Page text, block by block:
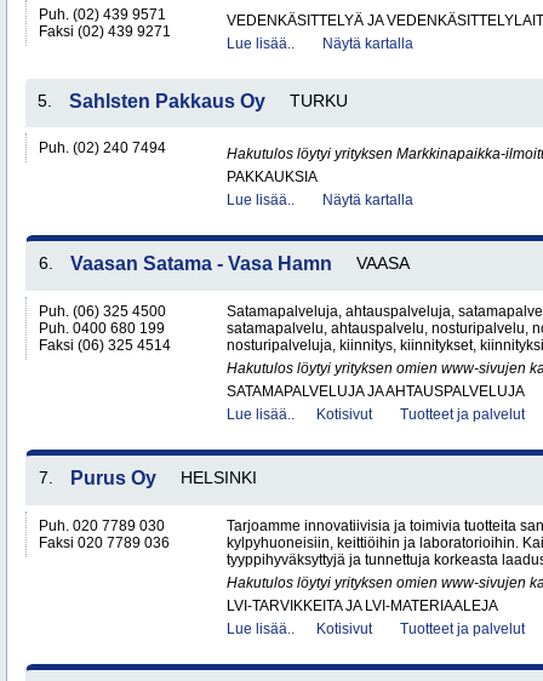
Puh. (02) 439 9571
Faksi (02) 439 9271
VEDENKÄSITTELYÄ JA
Lue lisää..
Näytä kartalla
5. Sahlsten Pakkaus Oy TURKU
Puh. (02) 240 7494
Hakutulos löytyi yrityksen Markkinapaikka-
PAKKAUKSIA
Lue lisää..
Näytä kartalla
6. Vaasan Satama - Vasa Hamn VAASA
Puh. (06) 325 4500
Puh. 0400 680 199
Faksi (06) 325 4514
Satamapalveluja, ahtauspalveluja,
satamapalvelu, ahtauspalvelu, nosturipalvelu,
nosturipalveluja, kiinnitys, kiinnitykset,
Hakutulos löytyi yrityksen omien www-sivujen
SATAMAPALVELUJA JA AHTAUSPALVELUJA
Lue lisää..
Kotisivut Tuotteet ja palvelut
7. Purus Oy HELSINKI
Puh. 020 7789 030
Faksi 020 7789 036
Tarjoamme innovatiivisia ja toimivia tuotteita
kylpyhuoneisiin, keittiöihin ja laboratorioihin.
tyyppihyväksyttyjä ja tunnettuja korkeasta
Hakutulos löytyi yrityksen omien www-sivujen
LVI-TARVIKKEITA JA LVI-MATERIAALEJA
Lue lisää..
Kotisivut Tuotteet ja palvelut